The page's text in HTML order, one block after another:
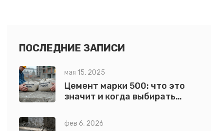
ПОСЛЕДНИЕ ЗАПИСИ
мая 15, 2025
Цемент марки 500: что это
значит и когда выбирать
фев 6, 2026